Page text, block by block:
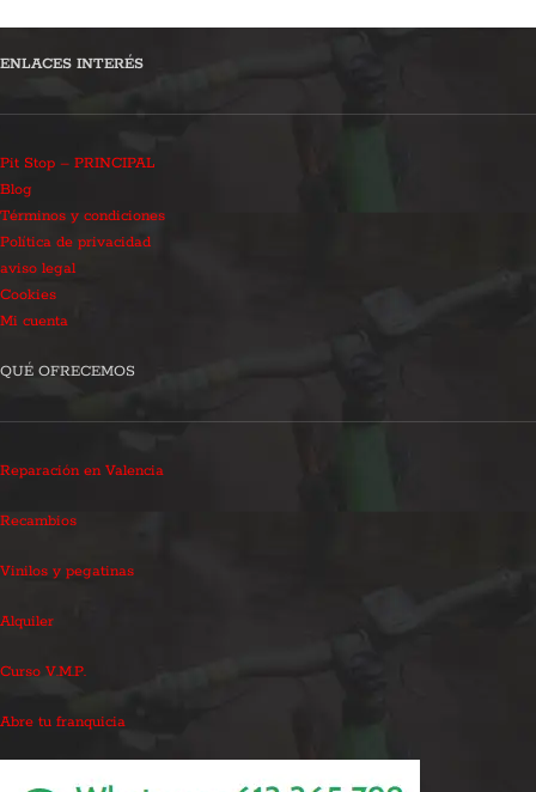
ENLACES INTERÉS
Pit Stop – PRINCIPAL
Blog
Términos y condiciones
Política de privacidad
aviso legal
Cookies
Mi cuenta
QUÉ OFRECEMOS
Reparación en Valencia
Recambios
Vinilos y pegatinas
Alquiler
Curso V.M.P.
Abre tu franquicia